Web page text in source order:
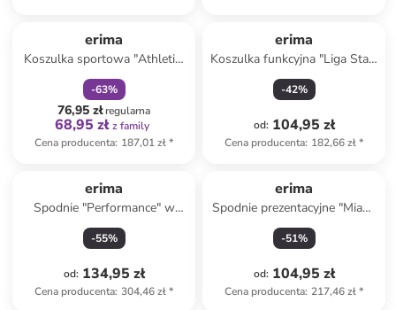
erima
Koszulka sportowa "Athletic"
w kolorze niebieskim
-63%
76,95 złregularna
68,95 zł z family
Cena producenta: 187,01 zł*
erima
Koszulka funkcyjna "Liga Star"
w kolorze czarnym
-42%
od: 104,95 zł
Cena producenta: 182,66 zł*
erima
Spodnie "Performance" w
kolorze czarnym do biegania
-55%
od: 134,95 zł
Cena producenta: 304,46 zł*
erima
Spodnie prezentacyjne "Miami
3.0" w kolorze czarnym
-51%
od: 104,95 zł
Cena producenta: 217,46 zł*